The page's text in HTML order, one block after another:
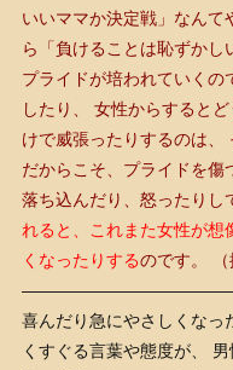
いいママか決定戦」なんて
ら「負けることは恥ずかし
プライドが培われていくの
したり、 女性からすると
けで威張ったりするのは、
だからこそ、プライドを傷
落ち込んだり、怒ったりし
れると、これまた女性が想
くなったりするのです。
喜んだり急にやさしくなっ
くすぐる言葉や態度が、